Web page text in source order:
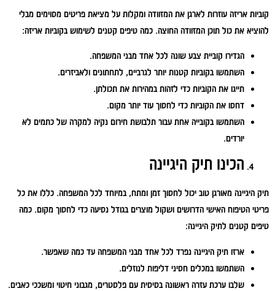
קוביות אריזה עוזרות לארגן את המזוודה ומקלות על מציאת פריטים מסוימים מבלי
להוציא את כול תוכן המזוודה החוצה. כמה טיפים קטנים לשימוש בקוביות אריזה:
הגדירו קוביית צבע שונה לכל אחד מבני המשפחה.
השתמשו בקוביות קטנות יותר לגרביים, לתחתונים ולאביזרים.
תייגו את הקוביות כדי לזהות במהירות את תכולתן.
דחסו את הקוביות כדי לחסוך עוד יותר מקום.
השתמשו בקובייה אחת עבור תלבושת חירום נקיה למקרה של כתמים לא
יורדים.
הכינו תיק היגיינה
תיק היגיינה מאורגן טוב יכול לחסוך זמן ומתח, במיוחד לכל המשפחה. כללו את כל
פריטי הטיפוח האישי הדרושים ושקול מוצרים בגודל נסיעה כדי לחסוך מקום. כמה
טיפים קטנים לתיק היגיינה:
ארזו תיק היגיינה נפרד לכל אחד מבני המשפחה עד כמה שאפשר.
השתמשו במכלים חסיני דליפות לנוזלים.
שלבו ערכת עזרה ראשונה בסיסית עם פלסטרים, מגבוני חיטוי ומשככי כאבים.